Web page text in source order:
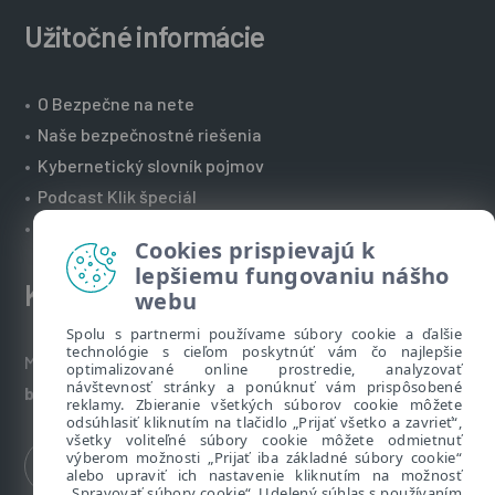
Užitočné informácie
• O Bezpečne na nete
• Naše bezpečnostné riešenia
• Kybernetický slovník pojmov
• Podcast Klik špeciál
•
Kontakt
Máte nezodpovedané otázky? Napíšte nám:
bezpecnenanete@eset.sk
Cookies prispievajú k
lepšiemu fungovaniu nášho
webu
Spolu s partnermi používame súbory cookie a ďalšie
technológie s cieľom poskytnúť vám čo najlepšie
optimalizované online prostredie, analyzovať
návštevnosť stránky a ponúknuť vám prispôsobené
reklamy. Zbieranie všetkých súborov cookie môžete
odsúhlasiť kliknutím na tlačidlo „Prijať všetko a zavrieť“,
všetky voliteľné súbory cookie môžete odmietnuť
výberom možnosti „Prijať iba základné súbory cookie“
alebo upraviť ich nastavenie kliknutím na možnosť